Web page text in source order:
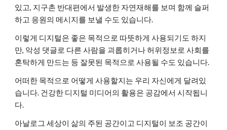
있고, 지구촌 반대편에서 발생한 자연재해를 보며 함께 슬퍼
하고 응원의 메시지를 보낼 수도 있습니다.
이렇게 디지털은 좋은 목적으로 따뜻하게 사용되기도 하지
만, 악성 댓글로 다른 사람을 괴롭히거나 허위정보로 사회를
혼탁하게 만드는 등 잘못된 목적으로 사용될 수도 있습니다.
어떠한 목적으로 어떻게 사용할지는 우리 자신에게 달려있
습니다. 건강한 디지털 미디어의 활용은 공감에서 시작됩니
다.
아날로그 세상이 삶의 주된 공간이고 디지털이 보조 공간이